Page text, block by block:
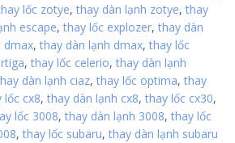
lốc zotye, thay dàn lạnh zotye, thay
escape, thay lốc explozer, thay dàn
dmax, thay dàn lạnh dmax, thay lốc
, thay lốc celerio, thay dàn lạnh
dàn lạnh ciaz, thay lốc optima, thay
lốc cx8, thay dàn lạnh cx8, thay lốc cx30,
lốc 3008, thay dàn lạnh 3008, thay lốc
, thay lốc subaru, thay dàn lạnh subaru